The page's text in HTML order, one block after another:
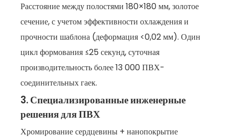
Расстояние между полостями 180×180 мм, золотое
сечение, с учетом эффективности охлаждения и
прочности шаблона (деформация <0,02 мм). Один
цикл формования ≤25 секунд, суточная
производительность более 13 000 ПВХ-
соединительных гаек.
3. Специализированные инженерные
решения для ПВХ
Хромирование сердцевины + нанопокрытие